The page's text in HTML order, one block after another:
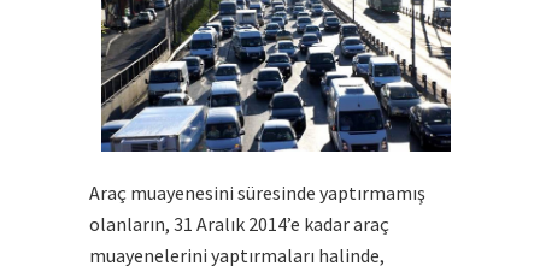
Araç muayenesini süresinde yaptırmamış
olanların, 31 Aralık 2014’e kadar araç
muayenelerini yaptırmaları halinde,